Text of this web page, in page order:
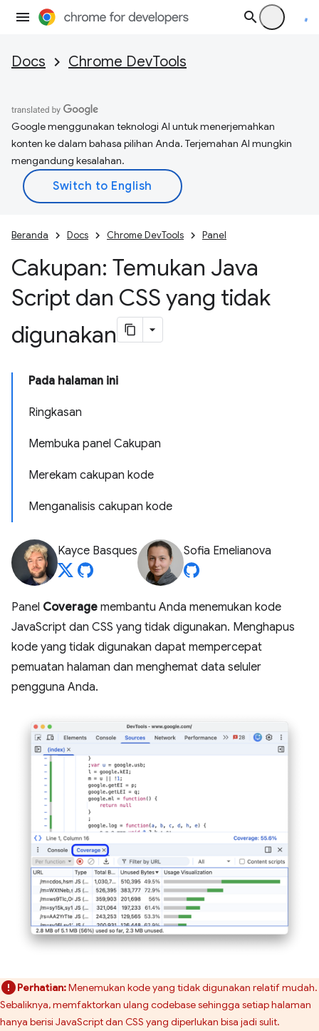
Docs Chrome DevTools
Google menggunakan teknologi AI untuk menerjemahkan
konten ke dalam bahasa pilihan Anda. Terjemahan AI mungkin
mengandung kesalahan.
Beranda Docs Chrome DevTools Panel
Cakupan: Temukan Java
Script dan CSS yang tidak
digunakan
Pada halaman ini
Ringkasan
Membuka panel Cakupan
Merekam cakupan kode
Menganalisis cakupan kode
Kayce Basques Sofia Emelianova
Panel Coverage membantu Anda menemukan kode
JavaScript dan CSS yang tidak digunakan. Menghapus
kode yang tidak digunakan dapat mempercepat
pemuatan halaman dan menghemat data seluler
pengguna Anda.
Perhatian:Menemukan kode yang tidak digunakan relatif mudah.
Sebaliknya, memfaktorkan ulang codebase sehingga setiap halaman
hanya berisi JavaScript dan CSS yang diperlukan bisa jadi sulit.